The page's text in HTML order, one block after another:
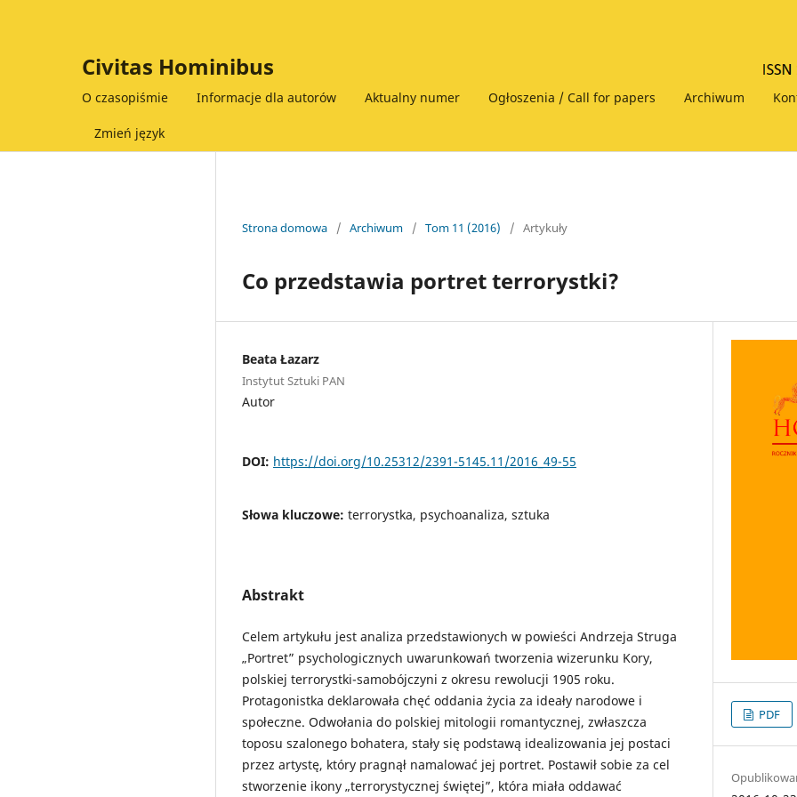
Civitas Hominibus
O czasopiśmie Informacje dla autorów Aktualny numer Ogłoszenia / Call for papers Archiwum
Zmień język
Strona domowa / Archiwum / Tom 11 (2016) / Artykuły
Co przedstawia portret terrorystki?
Beata Łazarz
Instytut Sztuki PAN
Autor
DOI: https://doi.org/10.25312/2391-5145.11/2016_49-55
Słowa kluczowe: terrorystka, psychoanaliza, sztuka
Abstrakt
Celem artykułu jest analiza przedstawionych w powieści Andrzeja Struga
„Portret” psychologicznych uwarunkowań tworzenia wizerunku Kory,
polskiej terrorystki-samobójczyni z okresu rewolucji 1905 roku.
Protagonistka deklarowała chęć oddania życia za ideały narodowe i
społeczne. Odwołania do polskiej mitologii romantycznej, zwłaszcza
toposu szalonego bohatera, stały się podstawą idealizowania jej postaci
przez artystę, który pragnął namalować jej portret. Postawił sobie za cel
stworzenie ikony „terrorystycznej świętej”, która miała oddawać
PDF